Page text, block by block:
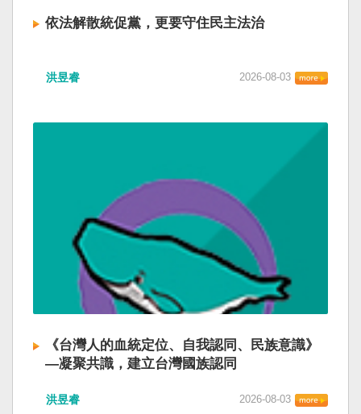
依法解散統促黨，更要守住民主法治
洪昱睿 2026-08-03
《台灣人的血統定位、自我認同、民族意識》
—凝聚共識，建立台灣國族認同
洪昱睿 2026-08-03